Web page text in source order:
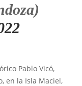
Pablo Vicó,
en la Isla Maciel,